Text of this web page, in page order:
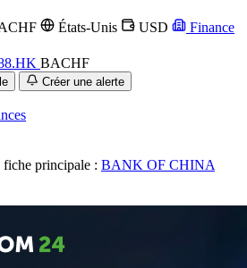
États-Unis USD
Finance
BACHF
Créer une alerte
fiche principale : BANK OF CHINA